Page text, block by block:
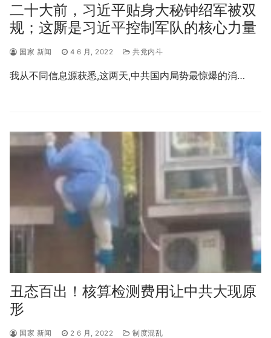
二十大前，习近平贴身大秘钟绍军被双
规；这厮是习近平控制军队的核心力量
国家 新闻 4 6 月, 2022 共党内斗
我从不同信息源获悉,这两天,中共国内局势最惊爆的消…
丑态百出！核算检测费用让中共大现原
形
国家 新闻 2 6 月, 2022 制度混乱